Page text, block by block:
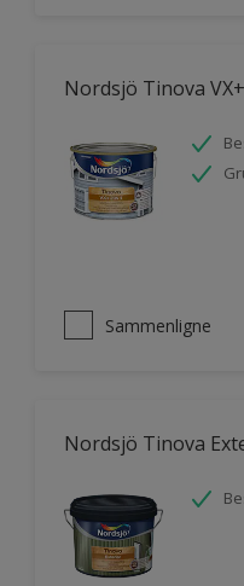
Nordsjö Tinova
Sammenligne
Nordsjö Tinova